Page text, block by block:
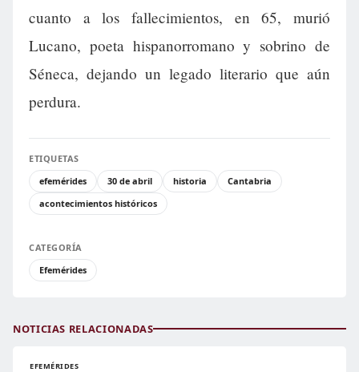
cuanto a los fallecimientos, en 65, murió
Lucano, poeta hispanorromano y sobrino de
Séneca, dejando un legado literario que aún
perdura.
ETIQUETAS
efemérides
30 de abril historia
Cantabria
acontecimientos históricos
CATEGORÍA
Efemérides
NOTICIAS RELACIONADAS
EFEMÉRIDES